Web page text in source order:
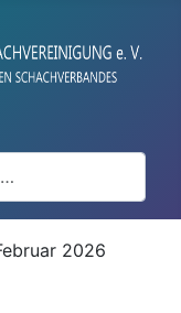
2026